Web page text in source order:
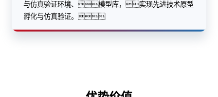
与仿真验证环境、模型库，实现先进技术原型
孵化与仿真验证。